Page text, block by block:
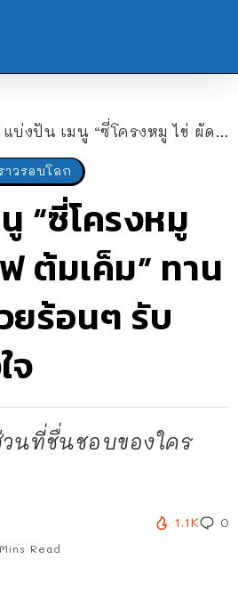
แบ่งปัน เมนู “ซี่โครงหมู ไข่ ผัดกาแฟ ต้มเค็ม” ทานคู่กับข้าวสวยร้อนๆ รับรองฟินถึงใจ
าวรอบโลก
“ซี่โครงหมู
ต้มเค็ม” ทาน
ยร้อนๆ รับ
จ
นที่ชื่นชอบของใคร
Read
1.1K 0